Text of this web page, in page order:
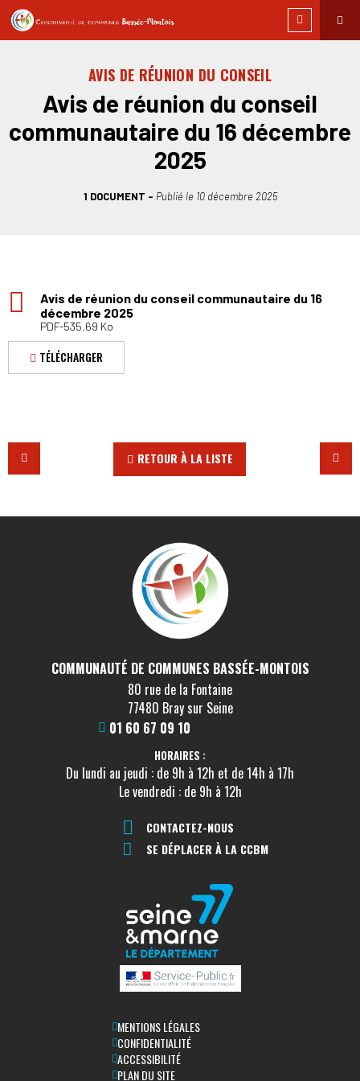
AVIS DE RÉUNION DU CONSEIL
Avis de réunion du conseil
communautaire du 16 décembre
2025
1 DOCUMENT Publié le 10 décembre 2025
Avis de réunion du conseil communautaire du 16
décembre 2025
PDF-535.69 Ko
TÉLÉCHARGER
RETOUR À LA LISTE
COMMUNAUTÉ DE COMMUNES BASSÉE-MONTOIS
80 rue de la Fontaine
77480 Bray sur Seine
01 60 67 09 10
HORAIRES :
Du lundi au jeudi : de 9h à 12h et de 14h à 17h
Le vendredi : de 9h à 12h
CONTACTEZ-NOUS
SE DÉPLACER À LA CCBM
MENTIONS LÉGALES
CONFIDENTIALITÉ
ACCESSIBILITÉ
PLAN DU SITE